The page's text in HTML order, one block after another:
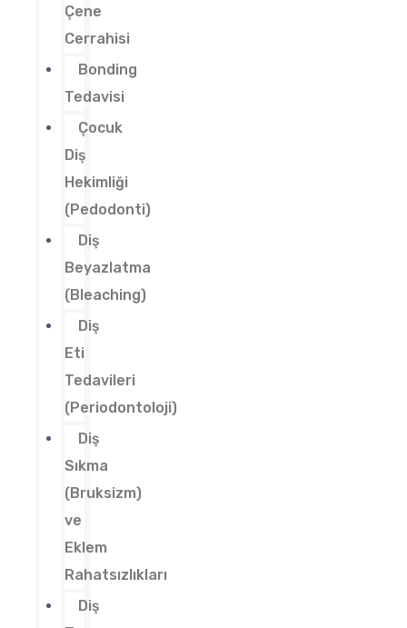
Çene
Cerrahisi
Bonding
Tedavisi
Çocuk
Diş
Hekimliği
(Pedodonti)
Diş
Beyazlatma
(Bleaching)
Diş
Eti
Tedavileri
(Periodontoloji)
Diş
Sıkma
(Bruksizm)
ve
Eklem
Rahatsızlıkları
Diş